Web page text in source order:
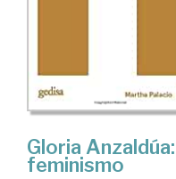
Gloria
feminismo